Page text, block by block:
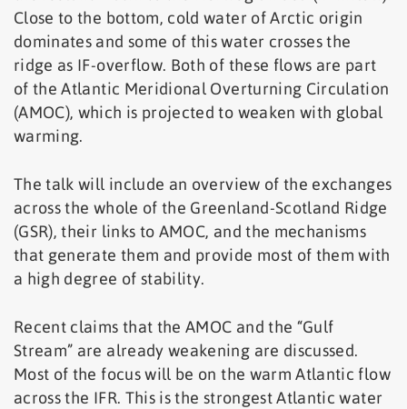
Close to the bottom, cold water of Arctic origin
dominates and some of this water crosses the
ridge as IF-overflow. Both of these flows are part
of the Atlantic Meridional Overturning Circulation
(AMOC), which is projected to weaken with global
warming.
The talk will include an overview of the exchanges
across the whole of the Greenland-Scotland Ridge
(GSR), their links to AMOC, and the mechanisms
that generate them and provide most of them with
a high degree of stability.
Recent claims that the AMOC and the “Gulf
Stream” are already weakening are discussed.
Most of the focus will be on the warm Atlantic flow
across the IFR. This is the strongest Atlantic water